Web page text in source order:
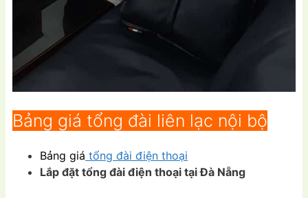
Bảng giá tổng đài liên lạc nội bộ
Bảng giá tổng đài điện thoại
Lắp đặt tổng đài điện thoại tại Đà Nẵng